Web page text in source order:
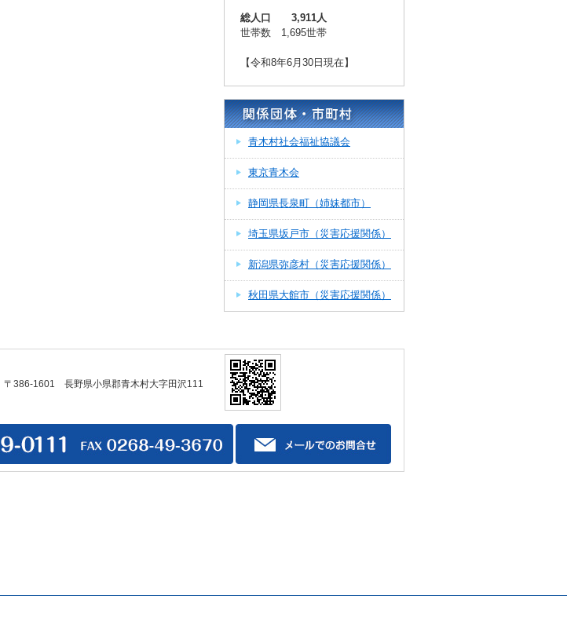
総人口 3,911人
世帯数 1,695世帯
【令和8年6月30日現在】
青木村社会福祉協議会
東京青木会
静岡県長泉町（姉妹都市）
埼玉県坂戸市（災害応援関係）
新潟県弥彦村（災害応援関係）
秋田県大館市（災害応援関係）
〒386-1601 長野県小県郡青木村大字田沢111